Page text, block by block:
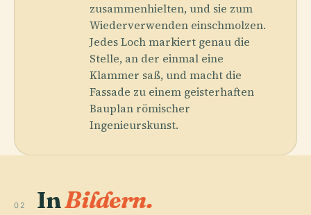
zusammenhielten, und sie zum
Wiederverwenden einschmolzen.
Jedes Loch markiert genau die
Stelle, an der einmal eine
Klammer saß, und macht die
Fassade zu einem geisterhaften
Bauplan römischer
Ingenieurskunst.
02 InBildern.